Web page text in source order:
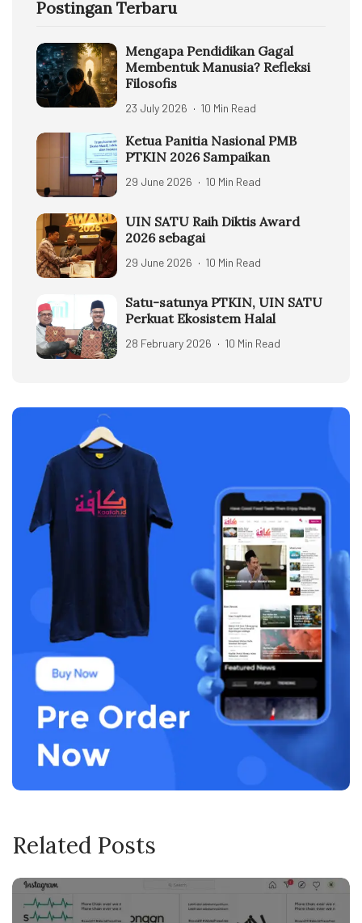
Postingan Terbaru
Mengapa Pendidikan Gagal
Membentuk Manusia? Refleksi
Filosofis
23 July 2026 10 Min Read
Ketua Panitia Nasional PMB
PTKIN 2026 Sampaikan
29 June 2026 10 Min Read
UIN SATU Raih Diktis Award
2026 sebagai
29 June 2026 10 Min Read
Satu-satunya PTKIN, UIN SATU
Perkuat Ekosistem Halal
28 February 2026 10 Min Read
Related Posts